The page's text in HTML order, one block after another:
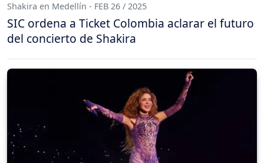
Shakira en Medellín - FEB 26 / 2025
SIC ordena a Ticket Colombia aclarar el futuro
del concierto de Shakira